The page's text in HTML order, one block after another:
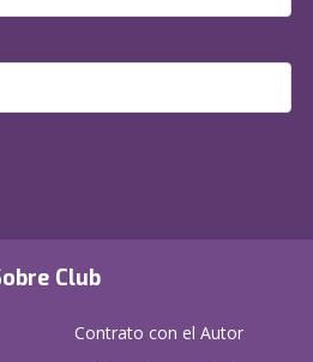
Club
Contrato con el Autor